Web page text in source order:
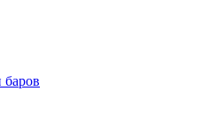
баров